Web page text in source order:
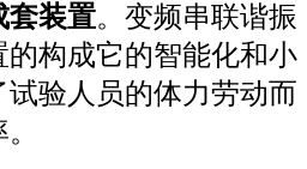
套装置。变频串联谐振
的构成它的智能化和小
试验人员的体力劳动而
。